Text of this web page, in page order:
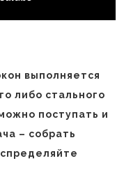
выполняется
либо стального
поступать и
– собрать